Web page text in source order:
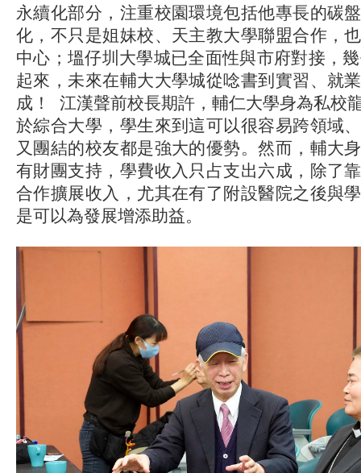
永續化部分，注重校園環境包括他專長的碳
化，不只是姐妹校、天主教大學聯盟合作，
中心；塭仔圳大學城已全面性與市府對接，
起來，未來在輔大大學城從唸書到實習、就
成！ 江漢聲前校長期許，輔仁大學身為私校
於綜合大學，學生來到這可以很容易跨領域
又團結的校友都是強大的優勢。然而，輔大
有財團支持，學費收入只占支出六成，除了
合作擴展收入，尤其在有了附設醫院之後與
是可以為發展增添助益。